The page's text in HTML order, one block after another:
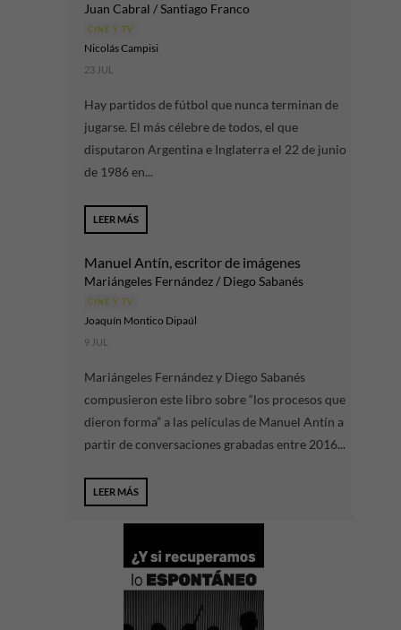
Juan Cabral / Santiago Franco
CINE Y TV
Nicolás Campisi
23 JUL
Hay partidos de fútbol que nunca terminan de
jugarse. El más célebre de todos, el que
disputaron Argentina e Inglaterra el 22 de junio
de 1986 en...
LEER MÁS
Manuel Antín, escritor de imágenes
Mariángeles Fernández / Diego Sabanés
CINE Y TV
Joaquín Montico Dipaúl
9 JUL
Mariángeles Fernández y Diego Sabanés
compusieron este libro sobre “los procesos que
dieron forma” a las películas de Manuel Antín a
partir de conversaciones grabadas entre 2016...
LEER MÁS